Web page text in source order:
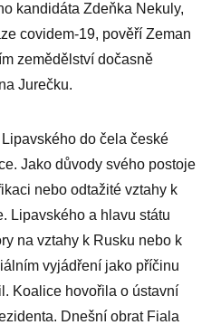
kandidáta Zdeňka Nekuly,
covidem-19, pověří Zeman
zemědělství dočasně
Jurečku.
do čela české
Jako důvody svého postoje
nebo odtažité vztahy k
Lipavského a hlavu státu
na vztahy k Rusku nebo k
vyjádření jako příčinu
Koalice hovořila o ústavní
Dnešní obrat Fiala